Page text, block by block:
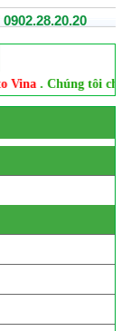
. Chúng tôi chuyên